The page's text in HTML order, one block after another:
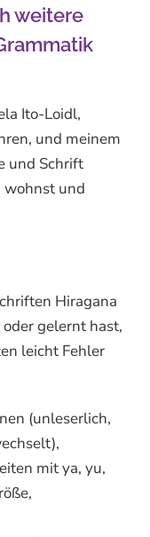
weitere
Ito-Loidl,
und meinem
und Schrift
und
Hiragana
gelernt hast,
leicht Fehler
(unleserlich,
mit ya, yu,